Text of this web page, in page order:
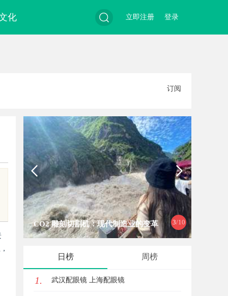
化
索
登录
立即注册
订阅
4/10
武汉配眼镜 上海配眼镜
日榜 周榜
1. 武汉配眼镜 上海配眼镜